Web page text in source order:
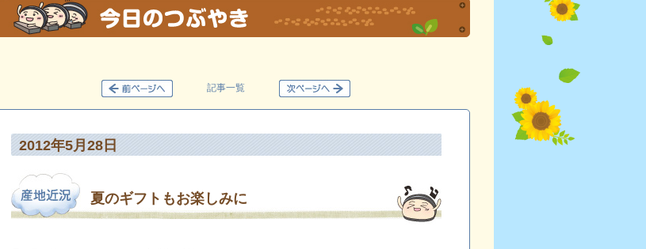
記事一覧
2012年5月28日
夏のギフトもお楽しみに